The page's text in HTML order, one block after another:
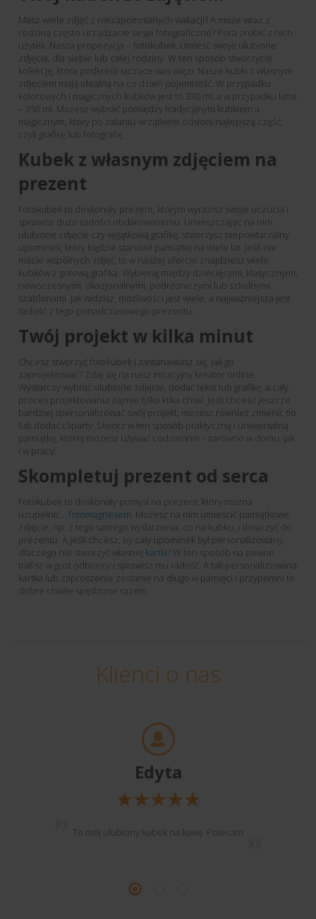
Masz wiele zdjęć z niezapomnianych wakacji? A może wraz z
rodziną często urządzacie sesje fotograficzne? Pora zrobić z nich
użytek. Nasza propozycja – fotokubek. Umieść swoje ulubione
zdjęcia, dla siebie lub całej rodziny. W ten sposób stworzycie
kolekcję, która podkreśli łączące was więzi. Nasze kubki z własnym
zdjęciem mają idealną na co dzień pojemność. W przypadku
kolorowych i magicznych kubków jest to 330 ml, a w przypadku latte
– 350 ml. Możesz wybrać pomiędzy tradycyjnym kubkiem a
magicznym, który po zalaniu wrzątkiem odsłoni najlepszą część,
czyli grafikę lub fotografię.
Kubek z własnym zdjęciem na
prezent
Fotokubek to doskonały prezent, którym wyrazisz swoje uczucia i
sprawisz dużo radości obdarowanemu. Umieszczając na nim
ulubione zdjęcie czy wyjątkową grafikę, stworzysz niepowtarzalny
upominek, który będzie stanowił pamiątkę na wiele lat. Jeśli nie
macie wspólnych zdjęć, to w naszej ofercie znajdziesz wiele
kubków z gotową grafiką. Wybieraj między dziecięcymi, klasycznymi,
nowoczesnymi, okazjonalnymi, podróżniczymi lub szkolnymi
szablonami. Jak widzisz, możliwości jest wiele, a najważniejsza jest
radość z tego ponadczasowego prezentu.
Twój projekt w kilka minut
Chcesz stworzyć fotokubek i zastanawiasz się, jak go
zaprojektować? Zdaj się na nasz intuicyjny kreator online.
Wystarczy wybrać ulubione zdjęcie, dodać tekst lub grafikę, a cały
proces projektowania zajmie tylko kilka chwil. Jeśli chcesz jeszcze
bardziej spersonalizować swój projekt, możesz również zmienić tło
lub dodać cliparty. Stwórz w ten sposób praktyczną i uniwersalną
pamiątkę, której możesz używać codziennie - zarówno w domu, jak
i w pracy.
Skompletuj prezent od serca
Fotokubek to doskonały pomysł na prezent, który można
uzupełnić… fotomagnesem. Możesz na nim umieścić pamiątkowe
zdjęcie, np. z tego samego wydarzenia, co na kubku, i dołączyć do
prezentu. A jeśli chcesz, by cały upominek był personalizowany,
dlaczego nie stworzyć własnej kartki? W ten sposób na pewno
trafisz w gust odbiorcy i sprawisz mu radość. A tak personalizowana
kartka lub zaproszenie zostanie na długo w pamięci i przypomni te
dobre chwile spędzone razem.
Klienci o nas
Edyta
To mój ulubiony kubek na kawę. Polecam